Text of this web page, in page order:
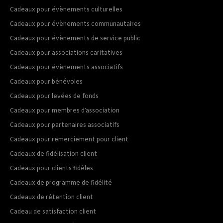
Cadeaux pour évènements culturelles
Cadeaux pour évènements communautaires
Cadeaux pour évènements de service public
Cadeaux pour associations caritatives
Cadeaux pour évènements associatifs
Cadeaux pour bénévoles
Cadeaux pour levées de fonds
Cadeaux pour membres d’association
Cadeaux pour partenaires associatifs
Cadeaux pour remerciement pour client
Cadeaux de fidélisation client
Cadeaux pour clients fidèles
Cadeaux de programme de fidélité
Cadeaux de rétention client
Cadeau de satisfaction client